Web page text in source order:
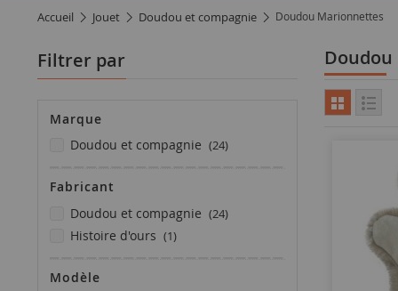
accueil jouet doudou et compagnie Doudou Marionnettes
Filtrer par
Marque
doudou et compagnie
24articles
Fabricant
doudou et compagnie
24articles
histoire d'ours 1article
Modèle